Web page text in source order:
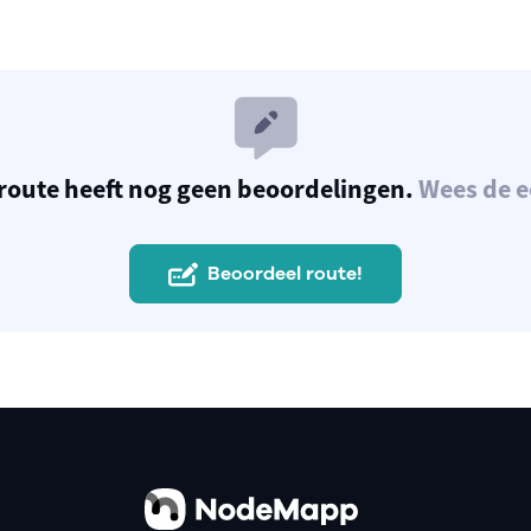
heeft nog geen beoordelingen.Wees de
Beoordeel route!